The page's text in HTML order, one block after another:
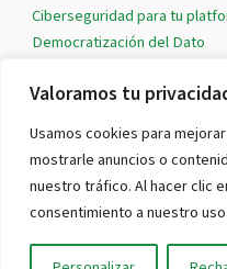
Valoramos tu
Usamos cookies para
mostrarle anuncios o
nuestro tráfico. Al hacer clic
consentimiento a nuestro
Ciberseguridad para tu
Democratización del Dato
Soluciones Cloud a medida
Todos los derechos © 2026